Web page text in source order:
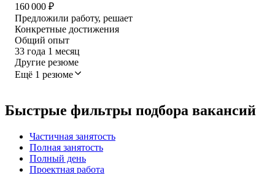
160 000 ₽
Предложили работу, решает
Конкретные достижения
Общий опыт
33 года 1 месяц
Другие резюме
Ещё 1 резюме
Быстрые фильтры подбора вакансий
Частичная занятость
Полная занятость
Полный день
Проектная работа